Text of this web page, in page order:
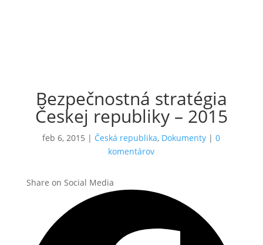
Bezpečnostná stratégia
Českej republiky – 2015
feb 6, 2015 | Česká republika, Dokumenty |0
komentárov
Share on Social Media